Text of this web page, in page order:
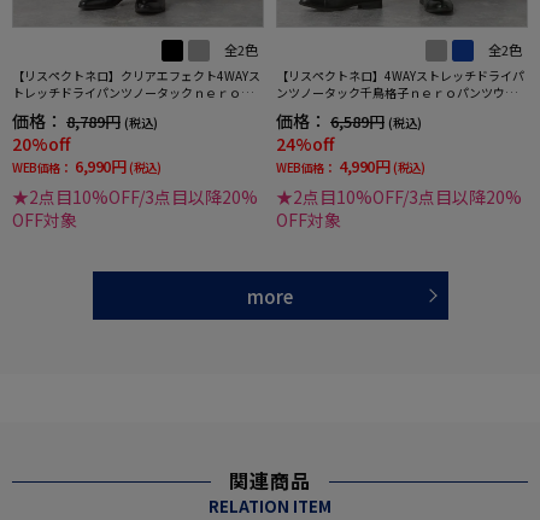
全2色
【リスペクトネロ】クリアエフェクト4WAYス
トレッチドライパンツノータックｎｅｒｏ撥
水加工パンツウォッシャブルノータック春夏
価格： 8,789円 (税込)
20%off
WEB価格： 6,990円 (税込)
★2点目10%OFF/3点目以降20%
OFF対象
全2色
【リスペクトネロ】4WAYストレッチドライパ
ンツノータック千鳥格子ｎｅｒｏパンツウォ
ッシャブルノータック春夏
価格： 6,589円 (税込)
24%off
WEB価格： 4,990円 (税込)
★2点目10%OFF/3点目以降20%
OFF対象
more
関連商品
RELATION ITEM